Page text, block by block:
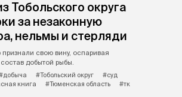
Тобольского округа
за незаконную
нельмы и стерляди
свою вину, оспаривая
добытой рыбы.
#Тобольский округ
#суд
книга #Тюменская область #тк